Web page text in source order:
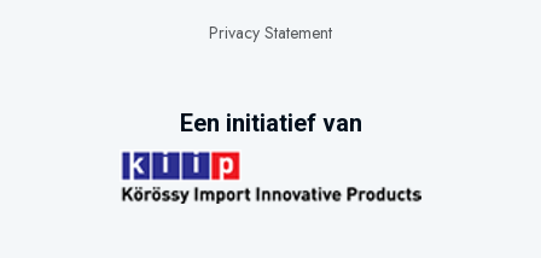
Privacy Statement
Een initiatief van